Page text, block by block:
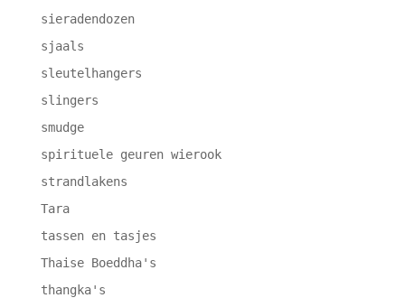
sieradendozen
sjaals
sleutelhangers
slingers
smudge
spirituele geuren wierook
strandlakens
Tara
tassen en tasjes
Thaise Boeddha's
thangka's